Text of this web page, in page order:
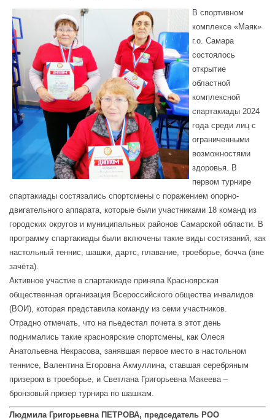
В спортивном
комплексе «Маяк»
г.о. Самара
состоялось
открытие
областной
комплексной
спартакиады 2024
года среди лиц с
ограниченными
возможностями
здоровья. В
первом турнире
спартакиады состязались спортсмены с поражением опорно-
двигательного аппарата, которые были участниками 18 команд из
городских округов и муниципальных районов Самарской области. В
программу спартакиады были включены такие виды состязаний, как
настольный теннис, шашки, дартс, плавание, троеборье, бочча (вне
зачёта).
Активное участие в спартакиаде приняла Красноярская
общественная организация Всероссийского общества инвалидов
(ВОИ), которая представила команду из семи участников.
Отрадно отмечать, что на пьедестал почета в этот день
поднимались такие красноярские спортсмены, как Олеся
Анатольевна Некрасова, занявшая первое место в настольном
теннисе, Валентина Егоровна Акмуллина, ставшая серебряным
призером в троеборье, и Светлана Григорьевна Макеева –
бронзовый призер турнира по шашкам.
Людмила Григорьевна ПЕТРОВА, председатель РОО